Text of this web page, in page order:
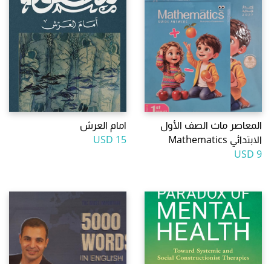
المعاصر ماث الصف الأول
الابتدائي Mathematics
9 USD
امام العرش
15 USD